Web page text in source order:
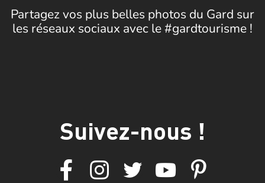
Partagez vos plus belles photos du Gard sur
les réseaux sociaux avec le #gardtourisme !
Suivez-nous !